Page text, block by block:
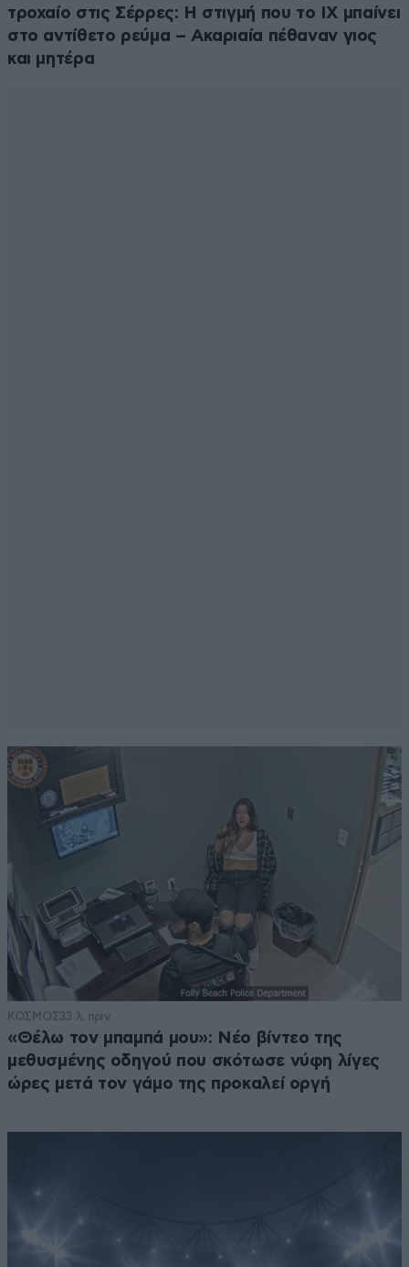
τροχαίο στις Σέρρες: Η στιγμή που το ΙΧ μπαίνει
στο αντίθετο ρεύμα – Ακαριαία πέθαναν γιος
και μητέρα
ΚΟΣΜΟΣ33 λ. πριν
«Θέλω τον μπαμπά μου»: Νέο βίντεο της
μεθυσμένης οδηγού που σκότωσε νύφη λίγες
ώρες μετά τον γάμο της προκαλεί οργή